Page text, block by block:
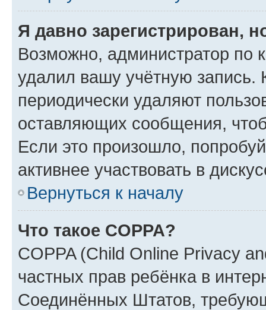
Я давно зарегистрирован,
Возможно, администратор по
удалил вашу учётную запись.
периодически удаляют
оставляющих сообщения,
Если это произошло,
активнее участвовать в
Вернуться к началу
Что такое COPPA?
COPPA (Child Online Privacy
частных прав ребёнка в
Соединённых Штатов,